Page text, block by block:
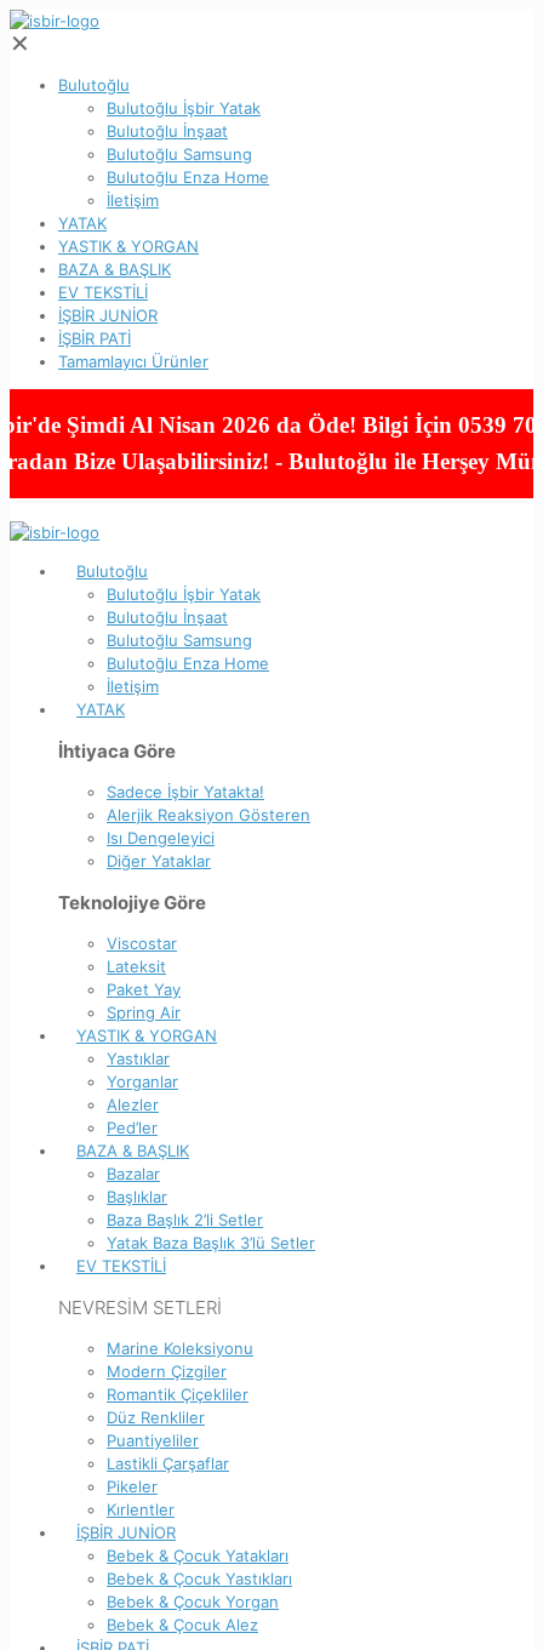
✕
Bulutoğlu
Bulutoğlu İşbir Yatak
Bulutoğlu İnşaat
Bulutoğlu Samsung
Bulutoğlu Enza Home
İletişim
YATAK
YASTIK & YORGAN
BAZA & BAŞLIK
EV TEKSTİLİ
İŞBİR JUNİOR
İŞBİR PATİ
Tamamlayıcı Ürünler
Şimdi Al Nisan 2026 da Öde! Bilgi İçin 0539
Bize Ulaşabilirsiniz! - Bulutoğlu ile Herşey
Bulutoğlu
Bulutoğlu İşbir Yatak
Bulutoğlu İnşaat
Bulutoğlu Samsung
Bulutoğlu Enza Home
İletişim
YATAK
İhtiyaca Göre
Sadece İşbir Yatakta!
Alerjik Reaksiyon Gösteren
Isı Dengeleyici
Diğer Yataklar
Teknolojiye Göre
Viscostar
Lateksit
Paket Yay
Spring Air
YASTIK & YORGAN
Yastıklar
Yorganlar
Alezler
Ped’ler
BAZA & BAŞLIK
Bazalar
Başlıklar
Baza Başlık 2’li Setler
Yatak Baza Başlık 3’lü Setler
EV TEKSTİLİ
NEVRESİM SETLERİ
Marine Koleksiyonu
Modern Çizgiler
Romantik Çiçekliler
Düz Renkliler
Puantiyeliler
Lastikli Çarşaflar
Pikeler
Kırlentler
İŞBİR JUNİOR
Bebek & Çocuk Yatakları
Bebek & Çocuk Yastıkları
Bebek & Çocuk Yorgan
Bebek & Çocuk Alez